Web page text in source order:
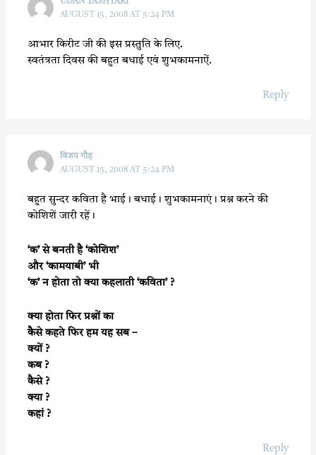
AUGUST 15, 2008 AT 5:24 PM
आभार किरीट जी की इस प्रस्तुति के लिए.
स्वतंत्रता दिवस की बहुत बधाई एवं शुभकामनाऐं.
Reply
विजय गौड़
AUGUST 15, 2008 AT 5:24 PM
बहुत सुन्दर कविता है भाई। बधाई। शुभकामनाएं। प्रश्न करने की
कोशिशें जारी रहें।
‘क’ से बनती है ‘कोशिश’
और ‘कामयाबी’ भी
‘क’ न होता तो क्या कहलाती ‘कविता’ ?
क्या होता फिर प्रश्नों का
कैसे कहते फिर हम यह सब –
क्यों ?
कब ?
कैसे ?
क्या ?
कहां ?
Reply